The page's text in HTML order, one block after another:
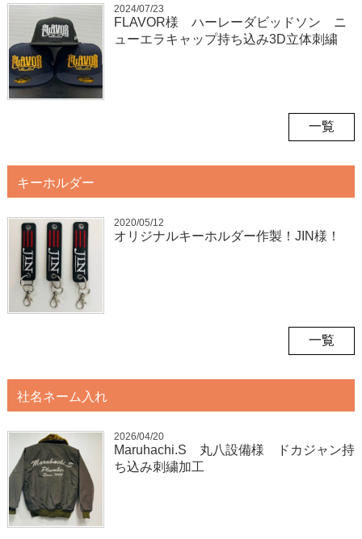
2024/07/23
FLAVOR様 ハーレーダビッドソン ニ
ューエラキャップ持ち込み3D立体刺繍
一覧
キーホルダー
2020/05/12
オリジナルキーホルダー作製！JIN様！
一覧
社名ネーム入れ
2026/04/20
Maruhachi.S 丸八設備様 ドカジャン持
ち込み刺繍加工